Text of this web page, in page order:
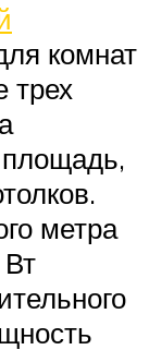
комнат
трех
метра